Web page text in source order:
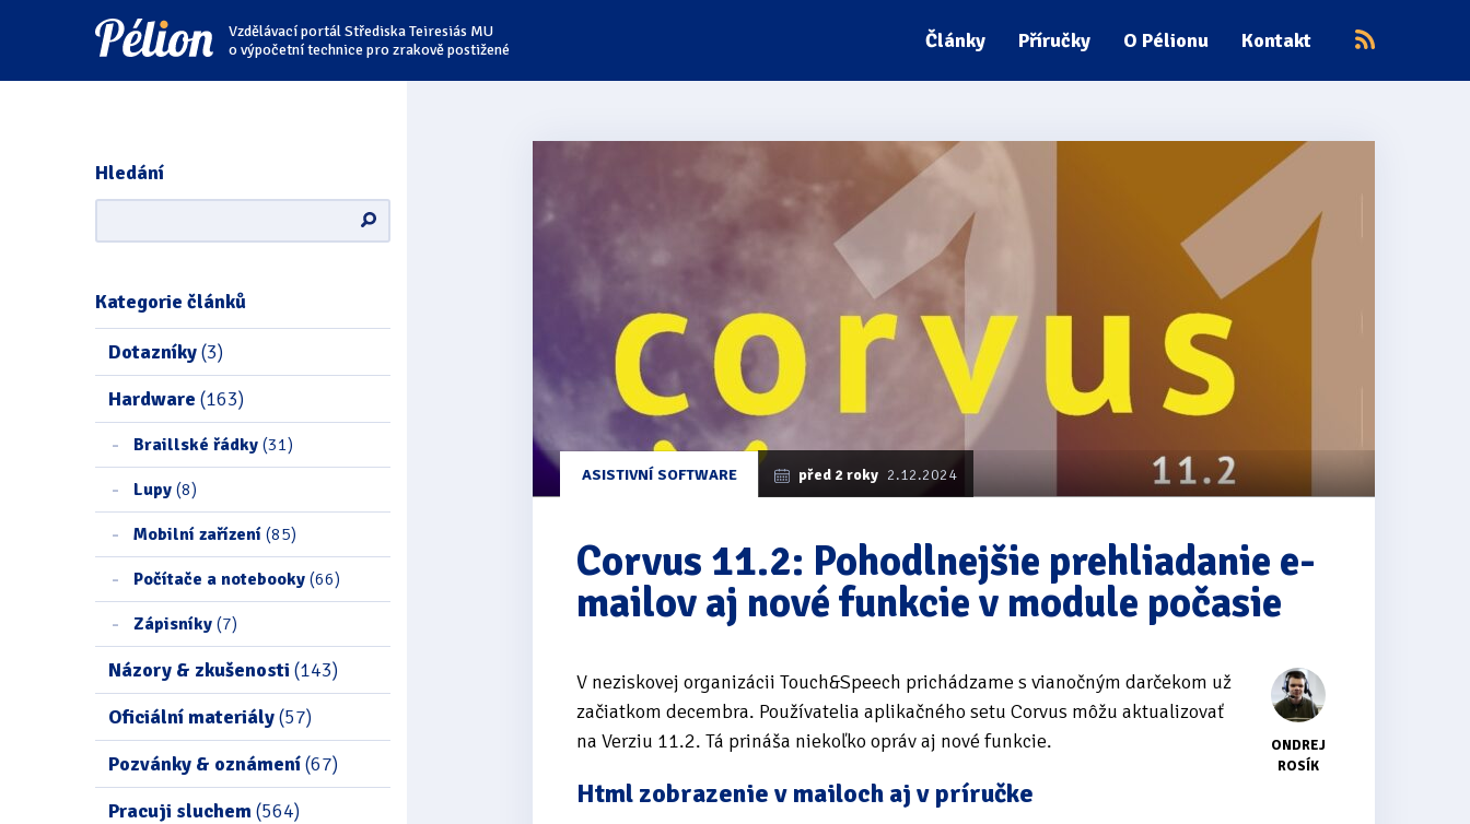
Přejít
na
štítky
Přejít
na
kategorie
Přejít
na
obsah
Vzdělávací portál Střediska Teiresiás MU
o výpočetní technice pro zrakově postižené
Články Příručky O Pélionu Kontakt
Hledání
Kategorie článků
Dotazníky(3)
Hardware (163)
Braillské řádky (31)
Lupy (8)
Mobilní zařízení (85)
Počítače a notebooky (66)
Zápisníky (7)
Názory & zkušenosti (143)
Oficiální materiály(57)
Pozvánky & oznámení(67)
Pracuji sluchem(564)
ASISTIVNÍ SOFTWARE před 2 roky 2.12.2024
Corvus 11.2: Pohodlnejšie prehliadanie e-
mailov aj nové funkcie v module počasie
ONDREJ
ROSÍK
V neziskovej organizácii Touch&Speech prichádzame s vianočným darčekom už
začiatkom decembra. Používatelia aplikačného setu Corvus môžu aktualizovať
na Verziu 11.2. Tá prináša niekoľko opráv aj nové funkcie.
Html zobrazenie v mailoch aj v príručke